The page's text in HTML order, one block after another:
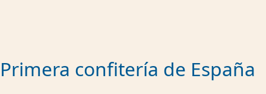
Primera confitería de España